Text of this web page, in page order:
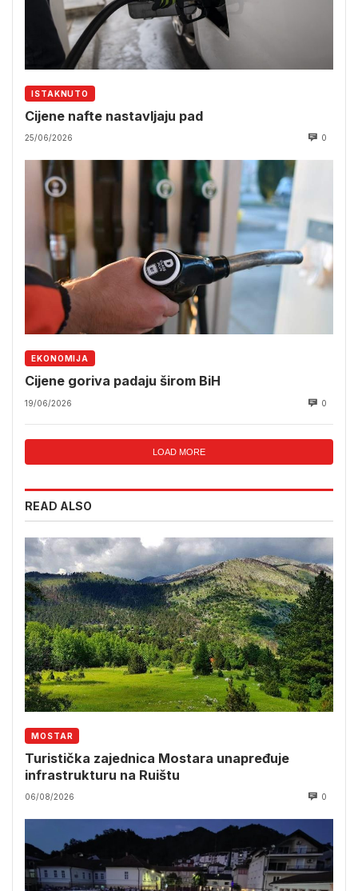
ISTAKNUTO
Cijene nafte nastavljaju pad
25/06/2026 0
EKONOMIJA
Cijene goriva padaju širom BiH
19/06/2026 0
LOAD MORE
READ ALSO
MOSTAR
Turistička zajednica Mostara unapređuje
infrastrukturu na Ruištu
06/08/2026 0